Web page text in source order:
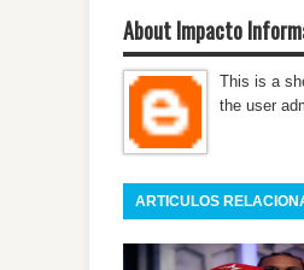
About Impacto
This is a
the user
ARTICULOS